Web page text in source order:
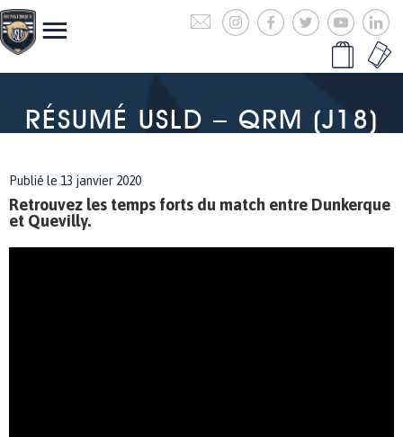
RÉSUMÉ USLD – QRM (J18)
Publié le 13 janvier 2020
Retrouvez les temps forts du match entre Dunkerque
et Quevilly.